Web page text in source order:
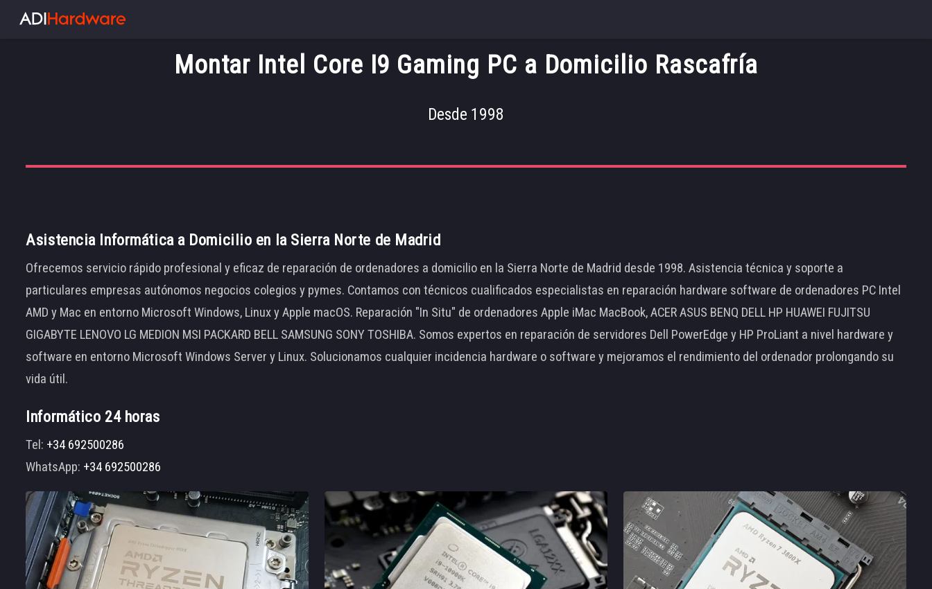
Montar Intel Core I9 Gaming PC a Domicilio Rascafría
Desde 1998
Asistencia Informática a Domicilio en la Sierra Norte de Madrid
Ofrecemos servicio rápido profesional y eficaz de reparación de ordenadores a domicilio en la Sierra Norte de Madrid desde 1998. Asistencia técnica y soporte a
particulares empresas autónomos negocios colegios y pymes. Contamos con técnicos cualificados especialistas en reparación hardware software de ordenadores PC Intel
AMD y Mac en entorno Microsoft Windows, Linux y Apple macOS. Reparación "In Situ" de ordenadores Apple iMac MacBook, ACER ASUS BENQ DELL HP HUAWEI FUJITSU
GIGABYTE LENOVO LG MEDION MSI PACKARD BELL SAMSUNG SONY TOSHIBA. Somos expertos en reparación de servidores Dell PowerEdge y HP ProLiant a nivel hardware y
software en entorno Microsoft Windows Server y Linux. Solucionamos cualquier incidencia hardware o software y mejoramos el rendimiento del ordenador prolongando su
vida útil.
Informático 24 horas
Tel: +34 692500286
WhatsApp: +34 692500286